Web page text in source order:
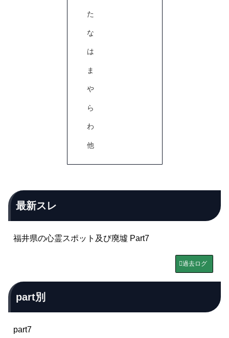
た
な
は
ま
や
ら
わ
他
最新スレ
福井県の心霊スポット及び廃墟 Part7
過去ログ
part別
part7